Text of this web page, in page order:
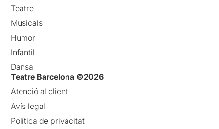
Teatre
Musicals
Humor
Infantil
Dansa
Teatre Barcelona ©2026
Atenció al client
Avís legal
Política de privacitat